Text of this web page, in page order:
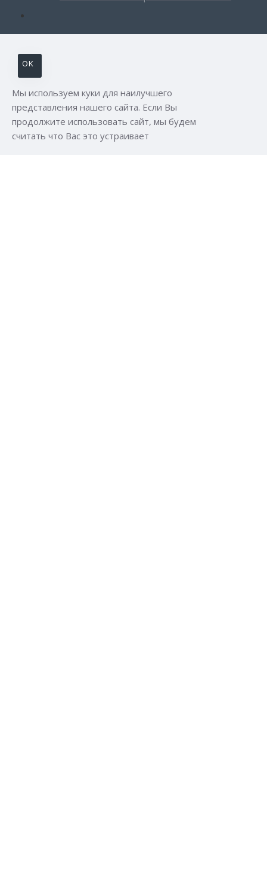
OK
Мы используем куки для наилучшего
представления нашего сайта. Если Вы
продолжите использовать сайт, мы будем
считать что Вас это устраивает